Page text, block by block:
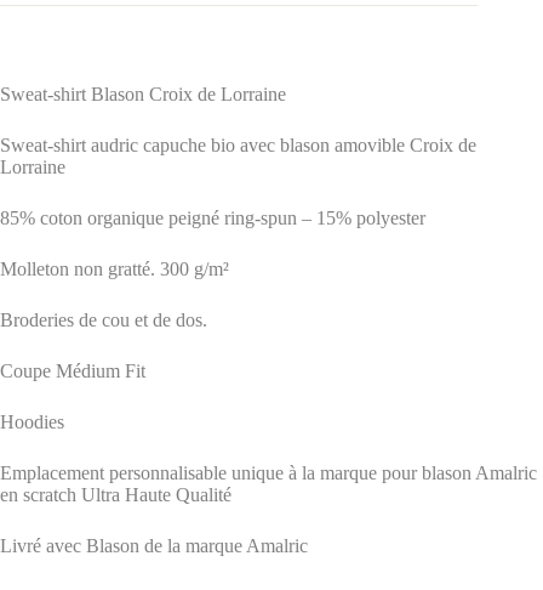
Sweat-shirt Blason Croix de Lorraine
Sweat-shirt audric capuche bio avec blason amovible Croix de
Lorraine
85% coton organique peigné ring-spun – 15% polyester
Molleton non gratté. 300 g/m²
Broderies de cou et de dos.
Coupe Médium Fit
Hoodies
Emplacement personnalisable unique à la marque pour blason Amalric
en scratch Ultra Haute Qualité
Livré avec Blason de la marque Amalric